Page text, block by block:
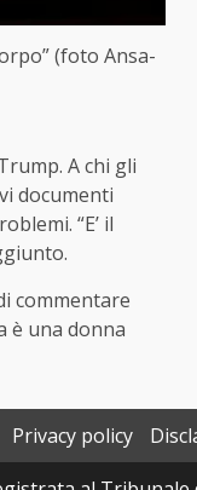
(foto Ansa-
A chi gli
documenti
“E’ il
commentare
è una donna
Privacy policy